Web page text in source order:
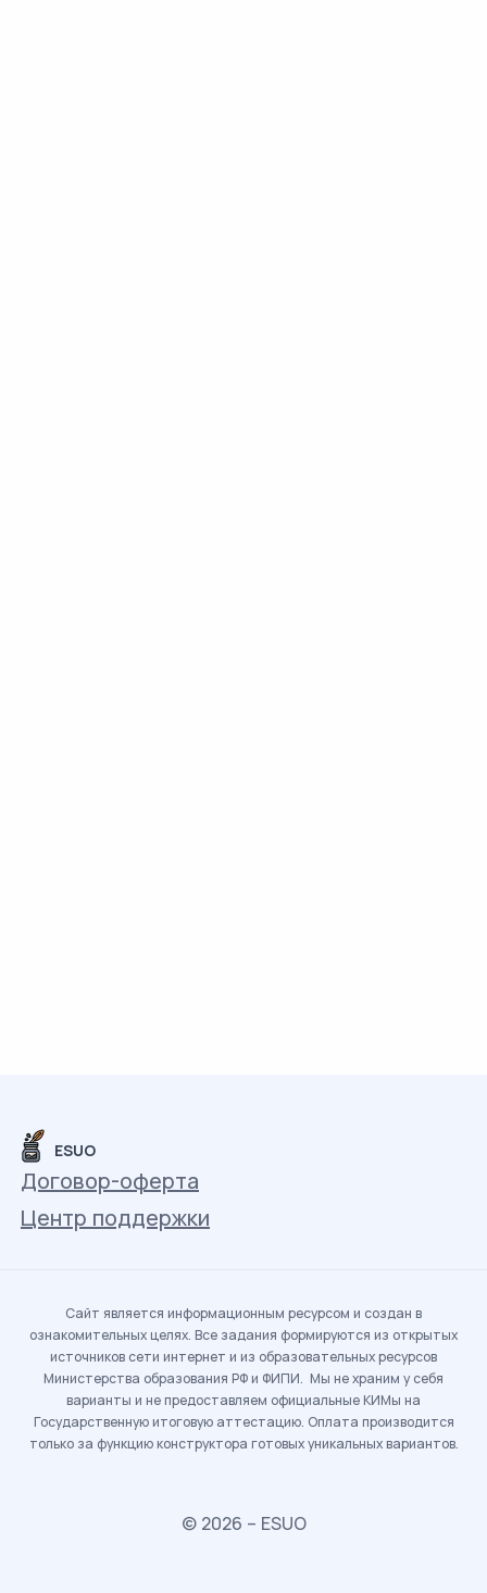
ESUO
Договор-оферта
Центр поддержки
Сайт является информационным ресурсом и создан в
ознакомительных целях. Все задания формируются из открытых
источников сети интернет и из образовательных ресурсов
Министерства образования РФ и ФИПИ. Мы не храним у себя
варианты и не предоставляем официальные КИМы на
Государственную итоговую аттестацию. Оплата производится
только за функцию конструктора готовых уникальных вариантов.
© 2026 – ESUO